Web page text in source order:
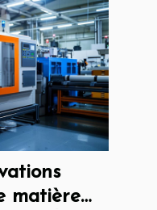
matière